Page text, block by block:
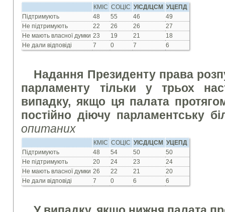
КМІС СОЦІС УІСД/ЦСМ
УЦЕПД
Підтримують
48 55 46
49
Не підтримують
22 26 26
27
Не мають власної думки 23 19 21
18
Не дали відповіді
7 0 7 6
Надання Президенту права
парламенту тільки у трьох
випадку, якщо ця палата
постійно діючу парламентську
опитаних
КМІС СОЦІС УІСД/ЦСМ
УЦЕПД
Підтримують
48 54 50
50
Не підтримують
20 24 23
24
Не мають власної думки 26 22 21
20
Не дали відповіді
7 0 6 6